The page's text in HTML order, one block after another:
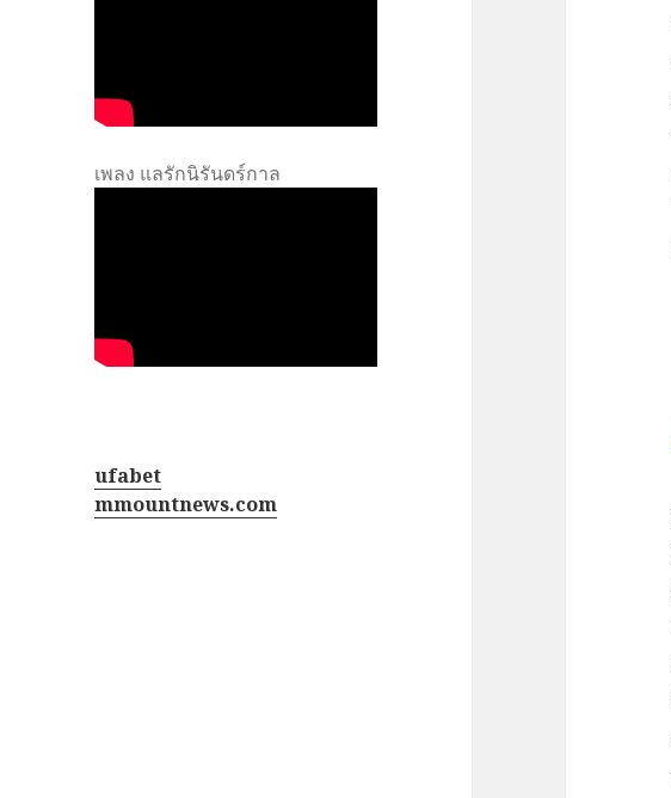
เพลง แลรักนิรันดร์กาล
ufabet
mmountnews.com